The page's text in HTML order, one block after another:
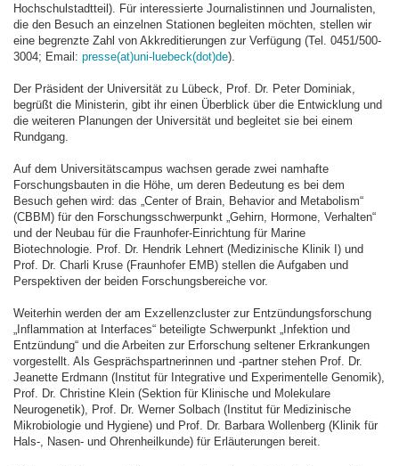
Hochschulstadtteil). Für interessierte Journalistinnen und Journalisten,
die den Besuch an einzelnen Stationen begleiten möchten, stellen wir
eine begrenzte Zahl von Akkreditierungen zur Verfügung (Tel. 0451/500-
3004; Email: presse(at)uni-luebeck(dot)de).
Der Präsident der Universität zu Lübeck, Prof. Dr. Peter Dominiak,
begrüßt die Ministerin, gibt ihr einen Überblick über die Entwicklung und
die weiteren Planungen der Universität und begleitet sie bei einem
Rundgang.
Auf dem Universitätscampus wachsen gerade zwei namhafte
Forschungsbauten in die Höhe, um deren Bedeutung es bei dem
Besuch gehen wird: das „Center of Brain, Behavior and Metabolism“
(CBBM) für den Forschungsschwerpunkt „Gehirn, Hormone, Verhalten“
und der Neubau für die Fraunhofer-Einrichtung für Marine
Biotechnologie. Prof. Dr. Hendrik Lehnert (Medizinische Klinik I) und
Prof. Dr. Charli Kruse (Fraunhofer EMB) stellen die Aufgaben und
Perspektiven der beiden Forschungsbereiche vor.
Weiterhin werden der am Exzellenzcluster zur Entzündungsforschung
„Inflammation at Interfaces“ beteiligte Schwerpunkt „Infektion und
Entzündung“ und die Arbeiten zur Erforschung seltener Erkrankungen
vorgestellt. Als Gesprächspartnerinnen und -partner stehen Prof. Dr.
Jeanette Erdmann (Institut für Integrative und Experimentelle Genomik),
Prof. Dr. Christine Klein (Sektion für Klinische und Molekulare
Neurogenetik), Prof. Dr. Werner Solbach (Institut für Medizinische
Mikrobiologie und Hygiene) und Prof. Dr. Barbara Wollenberg (Klinik für
Hals-, Nasen- und Ohrenheilkunde) für Erläuterungen bereit.